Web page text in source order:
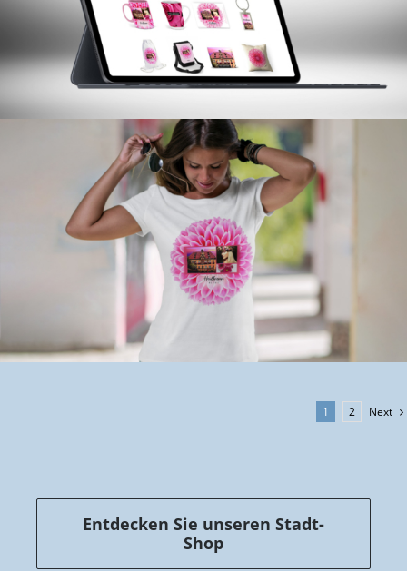
1 2 Next
Entdecken Sie unseren Stadt-
Shop